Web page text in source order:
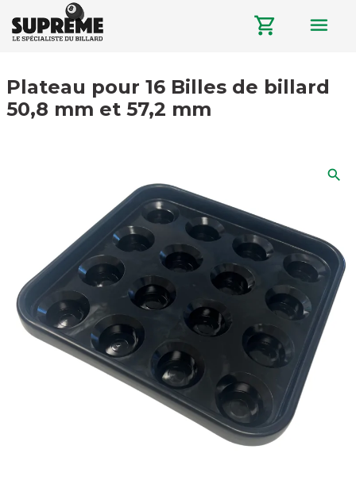
shopping_cart menu
Plateau pour 16 Billes de billard
50,8 mm et 57,2 mm
search